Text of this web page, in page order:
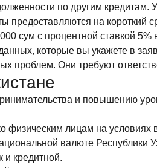
по другим кредитам.
на короткий
сум с процентной ставкой
которые вы укажете в
проблем. Они требуют
и повышению
лицам на условиях
валюте Республики
и кредитной.